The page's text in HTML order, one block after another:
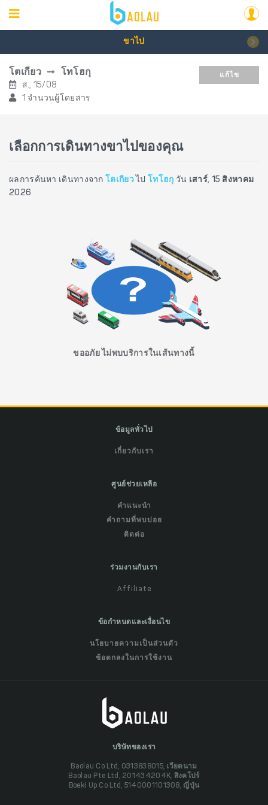
ขาไป
โตเกียว โทโฮกุ
ส., 15/08
1 จำนวนผู้โดยสาร
แก้ไข
เลือกการเดินทางขาไปของคุณ
ผลการค้นหา เดินทางจาก โตเกียวไป โทโฮกุ วัน เสาร์, 15 สิงหาคม
2026
ขออภัย ไม่พบบริการในเส้นทางนี้
ข้อมูลทั่วไป
เกี่ยวกับเรา
ศูนย์ช่วยเหลือ
คำแนะนำ
คำถามที่พบบ่อย
ติดต่อ
ร่วมงานกับเรา
Affiliate
ข้อกำหนดและเงื่อนไข
นโยบายความเป็นส่วนตัว
ข้อตกลงในการใช้งาน
บริษัทของเรา
Baolau Co Ltd, 0313838015, เวียดนาม
Baolau Pte Ltd, 201434204K, สิงคโปร์
Boeki Up Co Ltd, 5140001101308, ญี่ปุ่น